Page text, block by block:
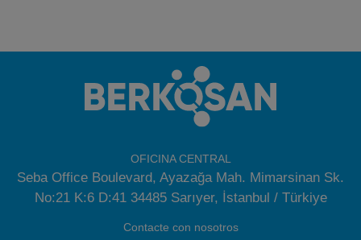
OFICINA CENTRAL
Seba Office Boulevard, Ayazağa Mah. Mimarsinan Sk.
No:21 K:6 D:41 34485 Sarıyer, İstanbul / Türkiye
Contacte con nosotros